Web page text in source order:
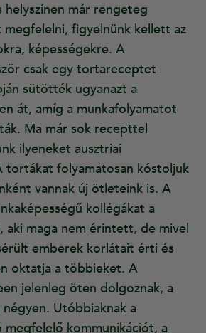
helyszínen már rengeteg
megfelelni, figyelnünk kellett az
képességekre. A
csak egy tortareceptet
sütötték ugyanazt a
át, amíg a munkafolyamatot
Ma már sok recepttel
ilyeneket ausztriai
tortákat folyamatosan kóstoljuk
vannak új ötleteink is. A
kollégákat a
aki maga nem érintett, de mivel
emberek korlátait érti és
oktatja a többieket. A
jelenleg öten dolgoznak, a
Utóbbiaknak a
megfelelő kommunikációt, a